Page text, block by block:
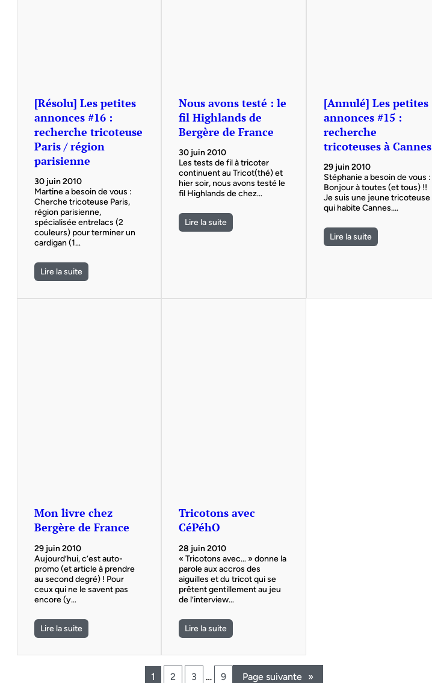
[Résolu] Les petites
annonces #16 :
recherche tricoteuse
Paris / région
parisienne
30 juin 2010
Martine a besoin de vous :
Cherche tricoteuse Paris,
région parisienne,
spécialisée entrelacs (2
couleurs) pour terminer un
cardigan (1…
Lire la suite
Nous avons testé : le
fil Highlands de
Bergère de France
30 juin 2010
Les tests de fil à tricoter
continuent au Tricot(thé) et
hier soir, nous avons testé le
fil Highlands de chez…
Lire la suite
[Annulé] Les petites
annonces #15 :
recherche
tricoteuses à Cannes
29 juin 2010
Stéphanie a besoin de vous :
Bonjour à toutes (et tous) !!
Je suis une jeune tricoteuse
qui habite Cannes.…
Lire la suite
Mon livre chez
Bergère de France
29 juin 2010
Aujourd’hui, c’est auto-
promo (et article à prendre
au second degré) ! Pour
ceux qui ne le savent pas
encore (y…
Lire la suite
Tricotons avec
CéPéhO
28 juin 2010
« Tricotons avec… » donne la
parole aux accros des
aiguilles et du tricot qui se
prêtent gentillement au jeu
de l’interview…
Lire la suite
1 2 3 … 9 Page suivante »